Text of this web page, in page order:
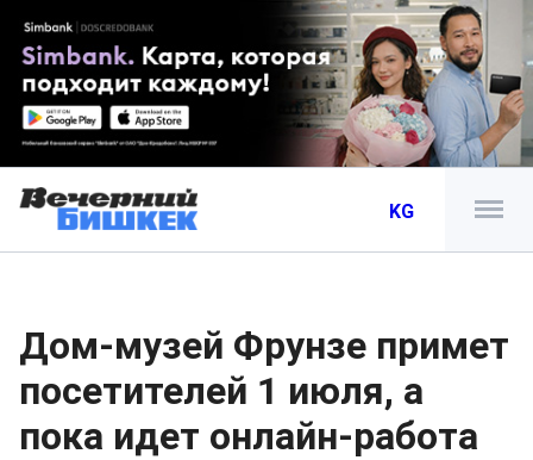
KG
Дом-музей Фрунзе примет
посетителей 1 июля, а
пока идет онлайн-работа